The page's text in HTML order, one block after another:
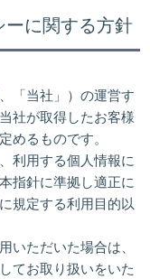
に関する方針
「当社」）の運営す
社が取得したお客様
めるものです。
利用する個人情報に
指針に準拠し適正に
規定する利用目的以
いただいた場合は、
てお取り扱いをいた